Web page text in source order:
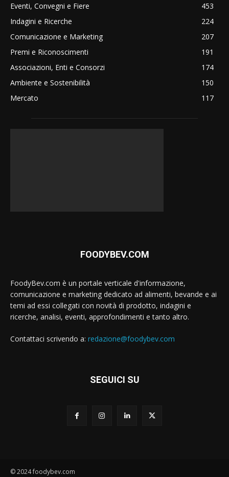
Eventi, Convegni e Fiere
453
Indagini e Ricerche
224
Comunicazione e Marketing
207
Premi e Riconoscimenti
191
Associazioni, Enti e Consorzi
174
Ambiente e Sostenibilità
150
Mercato
117
FOODYBEV.COM
FoodyBev.com è un portale verticale d'informazione,
comunicazione e marketing dedicato ad alimenti, bevande e ai
temi ad essi collegati con novità di prodotto, indagini e
ricerche, analisi, eventi, approfondimenti e tanto altro.
Contattaci scrivendo a: redazione@foodybev.com
SEGUICI SU
© 2024 foodybev.com